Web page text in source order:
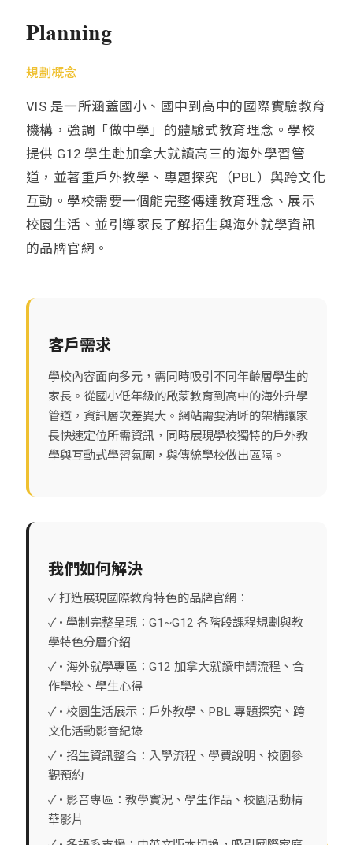
Planning
規劃概念
VIS 是一所涵蓋國小、國中到高中的國際實驗教育
機構，強調「做中學」的體驗式教育理念。學校
提供 G12 學生赴加拿大就讀高三的海外學習管
道，並著重戶外教學、專題探究（PBL）與跨文化
互動。學校需要一個能完整傳達教育理念、展示
校園生活、並引導家長了解招生與海外就學資訊
的品牌官網。
客戶需求
學校內容面向多元，需同時吸引不同年齡層學生的
家長。從國小低年級的啟蒙教育到高中的海外升學
管道，資訊層次差異大。網站需要清晰的架構讓家
長快速定位所需資訊，同時展現學校獨特的戶外教
學與互動式學習氛圍，與傳統學校做出區隔。
我們如何解決
✓ 打造展現國際教育特色的品牌官網：
✓ • 學制完整呈現：G1~G12 各階段課程規劃與教
學特色分層介紹
✓ • 海外就學專區：G12 加拿大就讀申請流程、合
作學校、學生心得
✓ • 校園生活展示：戶外教學、PBL 專題探究、跨
文化活動影音紀錄
✓ • 招生資訊整合：入學流程、學費說明、校園參
觀預約
✓ • 影音專區：教學實況、學生作品、校園活動精
華影片